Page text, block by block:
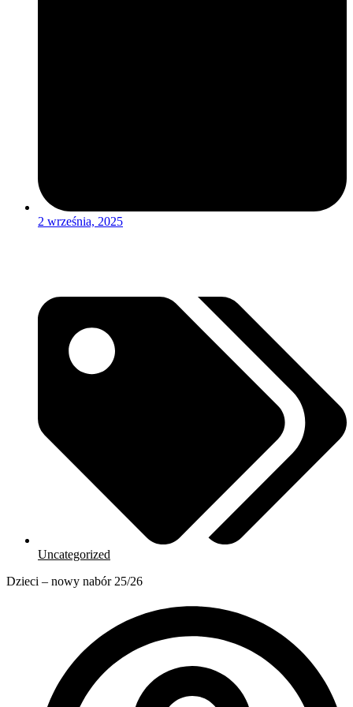
2 września, 2025
Uncategorized
Dzieci – nowy nabór 25/26